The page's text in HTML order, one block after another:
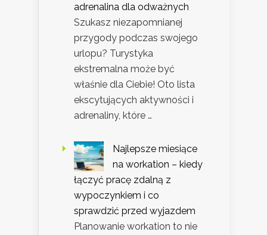
adrenalina dla odważnych
Szukasz niezapomnianej
przygody podczas swojego
urlopu? Turystyka
ekstremalna może być
właśnie dla Ciebie! Oto lista
ekscytujących aktywności i
adrenaliny, które …
Najlepsze miesiące
na workation – kiedy
łączyć pracę zdalną z
wypoczynkiem i co
sprawdzić przed wyjazdem
Planowanie workation to nie